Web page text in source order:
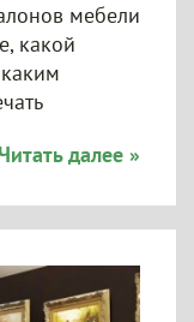
мебели
какой
далее »